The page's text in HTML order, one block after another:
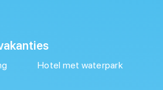
Hotel met waterpark